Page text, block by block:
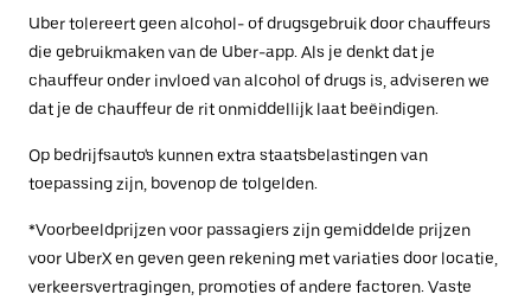
Uber tolereert geen alcohol- of drugsgebruik door chauffeurs
die gebruikmaken van de Uber-app. Als je denkt dat je
chauffeur onder invloed van alcohol of drugs is, adviseren we
dat je de chauffeur de rit onmiddellijk laat beëindigen.
Op bedrijfsauto's kunnen extra staatsbelastingen van
toepassing zijn, bovenop de tolgelden.
*Voorbeeldprijzen voor passagiers zijn gemiddelde prijzen
voor UberX en geven geen rekening met variaties door locatie,
verkeersvertragingen, promoties of andere factoren. Vaste